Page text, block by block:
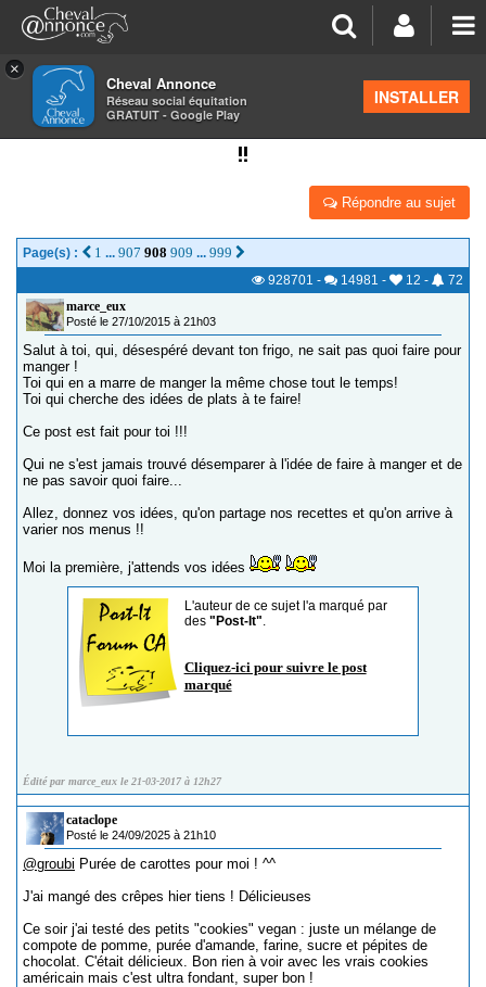
×
Cheval Annonce
Réseau social équitation
GRATUIT - Google Play
INSTALLER
>Salon de thé
QUOI MANGER AUJOURD'HUI? CE POST EST POUR TOI
!!
Répondre au sujet
Page(s) : 1 ... 907 908 909 ... 999
928701 - 14981 - 12 -
72
marce_eux
Posté le 27/10/2015 à 21h03
Salut à toi, qui, désespéré devant ton frigo, ne sait pas quoi faire pour
manger !
Toi qui en a marre de manger la même chose tout le temps!
Toi qui cherche des idées de plats à te faire!
Ce post est fait pour toi !!!
Qui ne s'est jamais trouvé désemparer à l'idée de faire à manger et de
ne pas savoir quoi faire...
Allez, donnez vos idées, qu'on partage nos recettes et qu'on arrive à
varier nos menus !!
Moi la première, j'attends vos idées
L'auteur de ce sujet l'a marqué par
des "Post-It".
Cliquez-ici pour suivre le post
marqué
Édité par marce_eux le 21-03-2017 à 12h27
cataclope
Posté le 24/09/2025 à 21h10
@groubi Purée de carottes pour moi ! ^^
J'ai mangé des crêpes hier tiens ! Délicieuses
Ce soir j'ai testé des petits "cookies" vegan : juste un mélange de
compote de pomme, purée d'amande, farine, sucre et pépites de
chocolat. C'était délicieux. Bon rien à voir avec les vrais cookies
américain mais c'est ultra fondant, super bon !